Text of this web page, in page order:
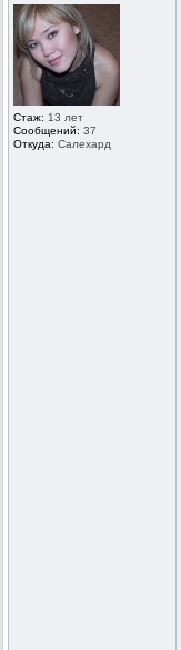
Стаж: 13 лет
Сообщений: 37
Откуда: Салехард